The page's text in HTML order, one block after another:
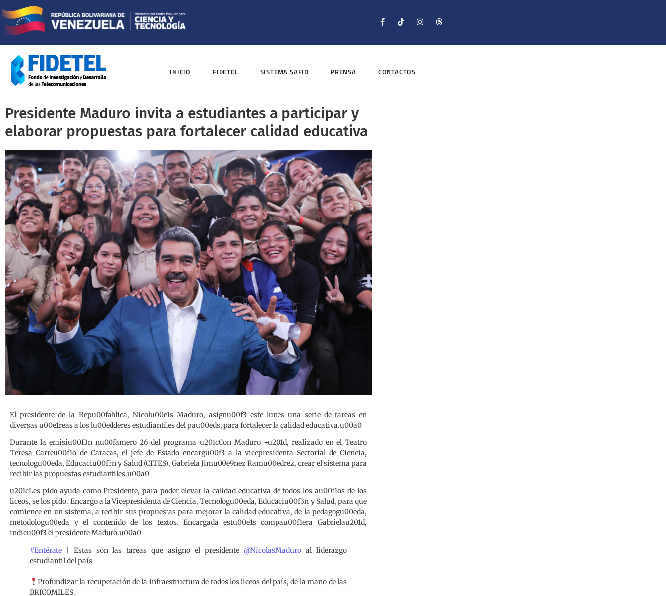
INICIO FIDETEL SISTEMA SAFID PRENSA CONTACTOS
Presidente Maduro invita a estudiantes a participar y
elaborar propuestas para fortalecer calidad educativa
El presidente de la Repu00fablica, Nicolu00e1s Maduro, asignu00f3 este lunes una serie de tareas en
diversas u00e1reas a los lu00edderes estudiantiles del pau00eds, para fortalecer la calidad educativa.u00a0
Durante la emisiu00f3n nu00famero 26 del programa u201cCon Maduro +u201d, realizado en el Teatro
Teresa Carreu00f1o de Caracas, el jefe de Estado encargu00f3 a la vicepresidenta Sectorial de Ciencia,
tecnologu00eda, Educaciu00f3n y Salud (CITES), Gabriela Jimu00e9nez Ramu00edrez, crear el sistema para
recibir las propuestas estudiantiles.u00a0
u201cLes pido ayuda como Presidente, para poder elevar la calidad educativa de todos los au00f1os de los
liceos, se los pido. Encargo a la Vicepresidenta de Ciencia, Tecnologu00eda, Educaciu00f3n y Salud, para que
comience en un sistema, a recibir sus propuestas para mejorar la calidad educativa, de la pedagogu00eda,
metodologu00eda y el contenido de los textos. Encargada estu00e1s compau00f1era Gabrielau201d,
indicu00f3 el presidente Maduro.u00a0
#Entérate | Estas son las tareas que asigno el presidente @NicolasMaduroal liderazgo
estudiantil del país
Profundizar la recuperación de la infraestructura de todos los liceos del país, de la mano de las
BRICOMILES.